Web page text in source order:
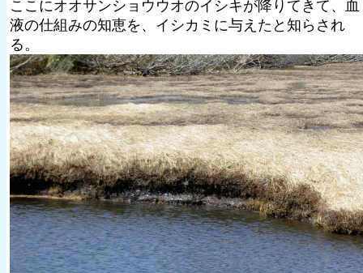
ここにオオサンショウウオのイシキが降りてきて、血
液の仕組みの知恵を、イシカミに与えたと知らされ
る。